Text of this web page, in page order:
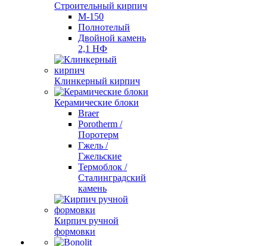
Строительный кирпич
М-150
Полнотелый
Двойной камень
2,1 НФ
Клинкерный кирпич
Керамические блоки
Braer
Porotherm /
Поротерм
Гжель /
Гжельские
Термоблок /
Сталинградский
камень
Кирпич ручной
формовки